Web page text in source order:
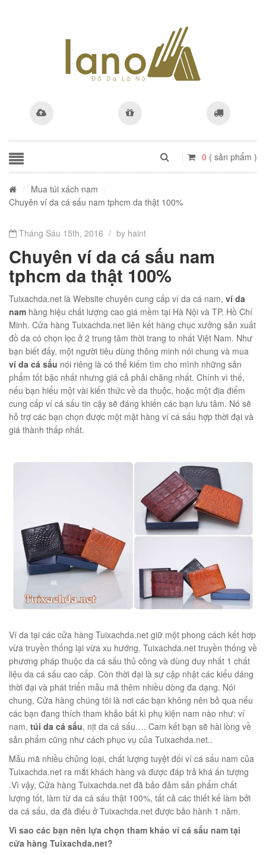
0 ( sản phẩm )
Mua túi xách nam
Chuyên ví da cá sấu nam tphcm da thật 100%
Jeep giá rẻ 04
hàn quốc cao cấp
₫
GIỎ
Túi đeo chéo nam công sở da bò sáp đựng tài liệu A4 KT57
₫
GIỎ
Tháng Sáu 15th, 2016 / by haint
Chuyên ví da cá sấu nam
tphcm da thật 100%
Tuixachda.net là Website chuyên cung cấp ví da cá nam, ví da
nam hàng hiệu chất lượng cao giá mềm tại Hà Nội và TP. Hồ Chí
Minh. Cửa hàng Tuixachda.net liên kết hàng chục xưởng sản xuất
đồ da có chọn lọc ở 2 trung tâm thời trang to nhất Việt Nam. Như
bạn biết đấy, một người tiêu dùng thông minh nói chung và mua
ví da cá sấu nói riêng là có thể kiếm tìm cho mình những sản
phẩm tốt bậc nhất nhưng giá cả phải chăng nhất. Chính vì thế,
nếu bạn hiểu một vài kiến thức về da thuộc, hoặc một địa điểm
cung cấp ví cá sấu tin cậy sẽ đáng khiến các bạn lưu tâm. Nó sẽ
hỗ trợ các bạn chọn được một mặt hàng ví cá sấu hợp thời đại và
giá thành thấp nhất.
Ví da tại các cửa hàng Tuixachda.net giữ một phong cách kết hơp
vừa truyền thống lại vừa xu hướng. Tuixachda.net truyền thống về
phương pháp thuộc da cá sấu thủ công và dùng duy nhất 1 chất
liệu da cá sấu cao cấp. Còn thời đại là sự cập nhật các kiểu dáng
thời đại và phát triển mẫu mã thêm nhiều dòng đa dạng. Nói
chung, Cửa hàng chúng tôi là nơi các bạn không nên bỏ qua nếu
các bạn đang thích tham khảo bất kì phụ kiện nam nào như: ví
nam, túi da cá sấu, nịt da cá sấu…. Cam kết bạn sẽ hài lòng về
sản phẩm cũng như cách phục vụ của Tuixachda.net..
Mẫu mã nhiều chủng loại, chất lượng tuyệt đối ví cá sấu nam của
Tuixachda.net ra mắt khách hàng và được đáp trả khá ấn tượng
.Vì vậy, Cửa hàng Tuixachda.net đã bảo đảm sản phẩm chất
lượng tốt, làm từ da cá sấu thật 100%, tất cả các thiết kế làm bởi
da cá sấu, da đà điểu ở Tuixachda.net được bảo hành 1 năm.
Vì sao các bạn nên lựa chọn tham khảo ví cá sấu nam tại
cửa hàng Tuixachda.net?